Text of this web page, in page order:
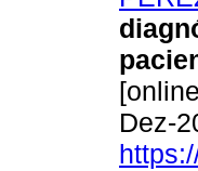
Dez-